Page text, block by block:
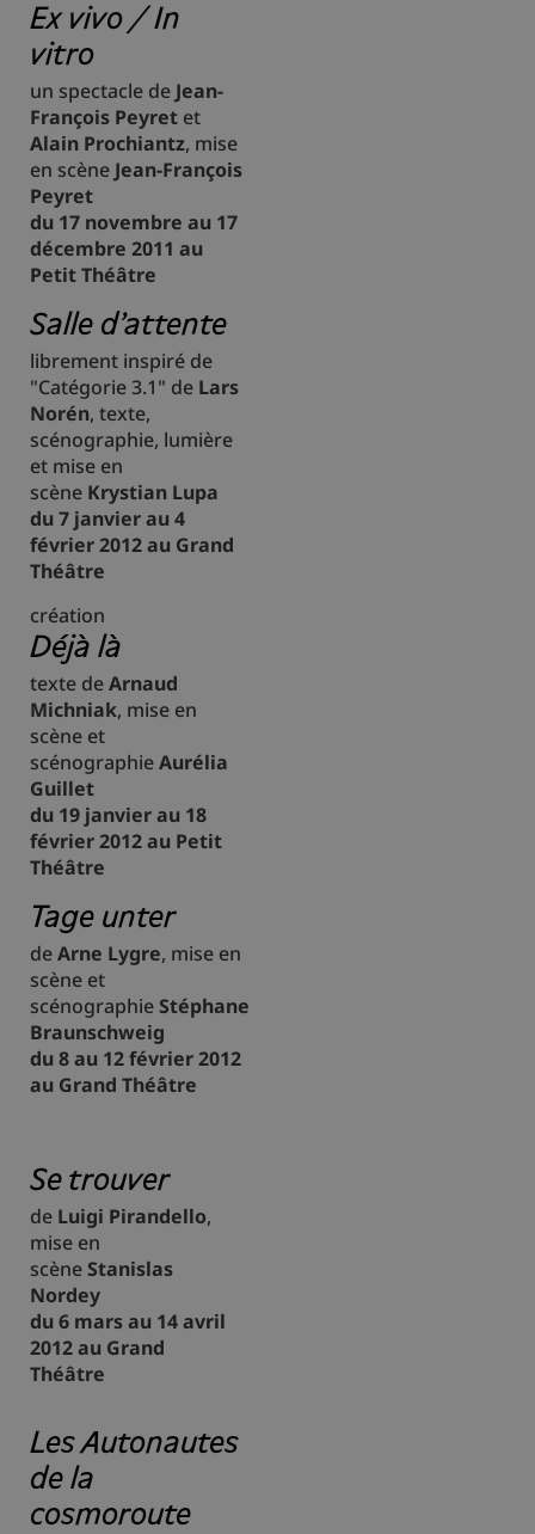
Ex vivo / In
vitro
un spectacle de Jean-
François Peyret et
Alain Prochiantz, mise
en scène Jean-François
Peyret
du 17 novembre au 17
décembre 2011 au
Petit Théâtre
Salle d'attente
librement inspiré de
"Catégorie 3.1" de Lars
Norén, texte,
scénographie, lumière
et mise en
scène Krystian Lupa
du 7 janvier au 4
février 2012 au Grand
Théâtre
création
Déjà là
texte deArnaud
Michniak, mise en
scène et
scénographieAurélia
Guillet
du 19 janvier au 18
février 2012 au Petit
Théâtre
Tage unter
deArne Lygre, mise en
scène et
scénographieStéphane
Braunschweig
du 8 au 12 février 2012
au Grand Théâtre
Se trouver
de Luigi Pirandello,
mise en
scèneStanislas
Nordey
du 6 mars au 14 avril
2012 au Grand
Théâtre
Les Autonautes
de la
cosmoroute